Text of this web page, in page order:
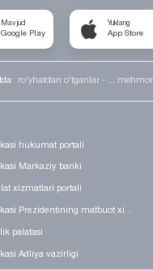
Mavjud
Google Play
Yuklang
App Store
ro'yhatdan o'tganlar - ...
hukumat portali
Markaziy banki
xizmatlari portali
Prezidentining matbuot xi...
palatasi
Adliya vazirligi